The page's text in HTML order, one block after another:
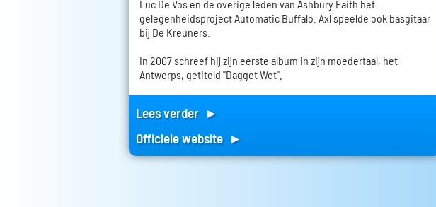
Luc De Vos en de overige leden van Ashbury Faith het
gelegenheidsproject Automatic Buffalo. Axl speelde ook basgitaar
bij De Kreuners.
In 2007 schreef hij zijn eerste album in zijn moedertaal, het
Antwerps, getiteld "Dagget Wet".
Lees verder ►
Officiele website ►